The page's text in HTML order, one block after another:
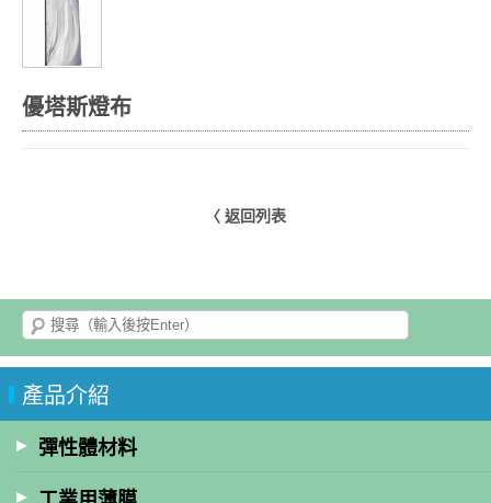
優塔斯燈布
〈 返回列表
產品介紹
彈性體材料